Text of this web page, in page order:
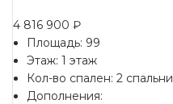
4 816 900 ₽
Площадь: 99
Этаж: 1 этаж
Кол-во спален: 2 спальни
Дополнения: